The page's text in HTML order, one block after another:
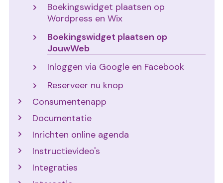
Boekingswidget plaatsen op
Wordpress en Wix
Boekingswidget plaatsen op
JouwWeb
Inloggen via Google en Facebook
Reserveer nu knop
Consumentenapp
Documentatie
Inrichten online agenda
Instructievideo's
Integraties